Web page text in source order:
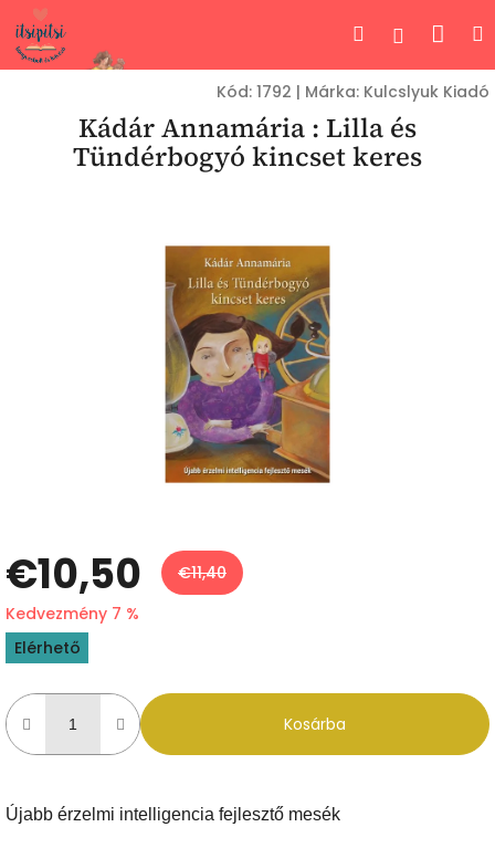
Ugrás
fő
tartalomhoz
Keresés
Kód: 1792 | Márka: Kulcslyuk Kiadó
Kádár Annamária : Lilla és
Tündérbogyó kincset keres
€10,50
€11,40
Kedvezmény 7 %
Egységár:
Elérhető
Kosárba
Újabb érzelmi intelligencia fejlesztő mesék